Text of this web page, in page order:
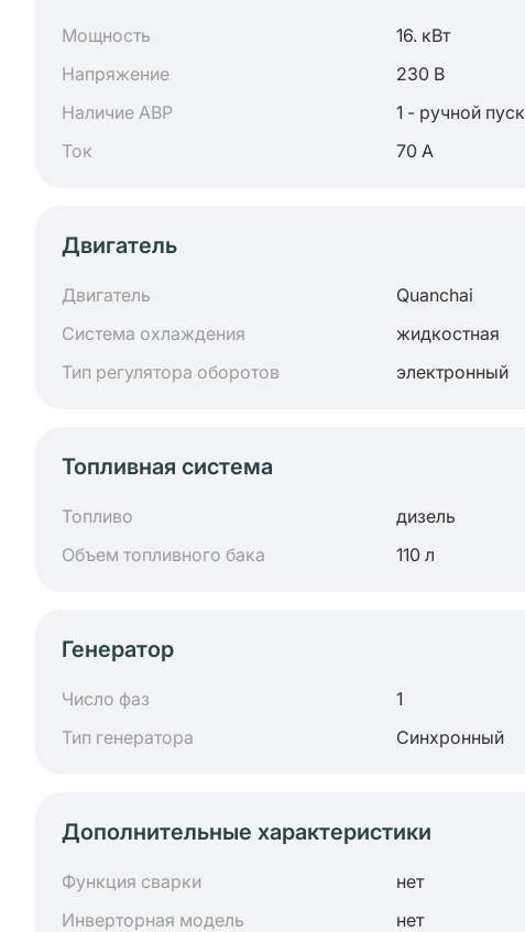
Мощность 16. кВт
Напряжение
230 В
Наличие АВР
1 - ручной пуск
Ток
70 А
Двигатель
Двигатель Quanchai
Система охлаждения
жидкостная
Тип регулятора оборотов
электронный
Топливная система
Топливо дизель
Объем топливного бака
110 л
Генератор
Число фаз 1
Тип генератора
Синхронный
Дополнительные характеристики
Функция сварки нет
Инверторная модель
нет